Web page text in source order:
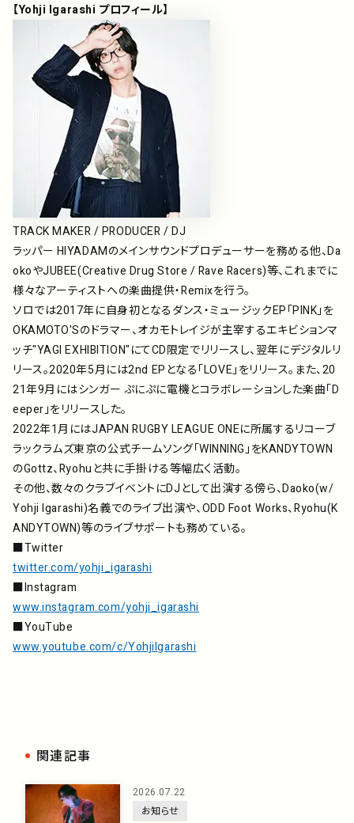
【Yohji Igarashi プロフィール】
TRACK MAKER / PRODUCER / DJ
ラッパー HIYADAMのメインサウンドプロデューサーを務める他、Da
okoやJUBEE(Creative Drug Store / Rave Racers)等、これまでに
様々なアーティストへの楽曲提供・Remixを行う。
ソロでは2017年に自身初となるダンス・ミュージックEP「PINK」を
OKAMOTO'Sのドラマー、オカモトレイジが主宰するエキビションマ
ッチ"YAGI EXHIBITION"にてCD限定でリリースし、翌年にデジタルリ
リース。2020年5月には2nd EPとなる「LOVE」をリリース。また、20
21年9月にはシンガー ぷにぷに電機とコラボレーションした楽曲「D
eeper」をリリースした。
2022年1月にはJAPAN RUGBY LEAGUE ONEに所属するリコーブ
ラックラムズ東京の公式チームソング「WINNING」をKANDYTOWN
のGottz、Ryohuと共に手掛ける等幅広く活動。
その他、数々のクラブイベントにDJとして出演する傍ら、Daoko(w/
Yohji Igarashi)名義でのライブ出演や、ODD Foot Works、Ryohu(K
ANDYTOWN)等のライブサポートも務めている。
■Twitter
twitter.com/yohji_igarashi
■Instagram
www.instagram.com/yohji_igarashi
■YouTube
www.youtube.com/c/YohjiIgarashi
関連記事
2026.07.22
お知らせ